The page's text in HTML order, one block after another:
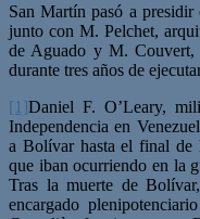
San Martín pasó a
junto con M. Pelchet,
de Aguado y M. Couvert,
durante tres años de
[1]Daniel F. O’Leary,
Independencia en
a Bolívar hasta el final de
que iban ocurriendo en la
Tras la muerte de
encargado